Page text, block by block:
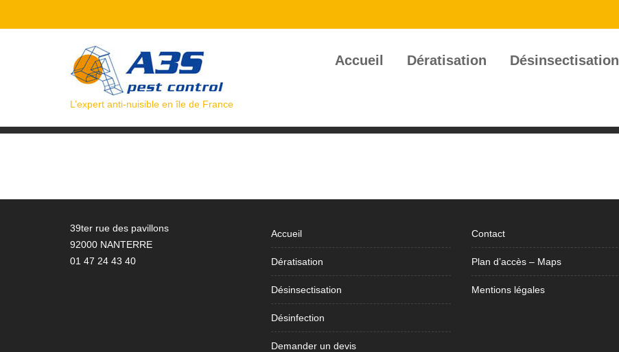
L’expert anti-nuisible en île de France
Accueil Dératisation Désinsectisation
39ter rue des pavillons
92000 NANTERRE
01 47 24 43 40
Accueil
Dératisation
Désinsectisation
Désinfection
Demander un devis
Contact
Plan d’accès – Maps
Mentions légales